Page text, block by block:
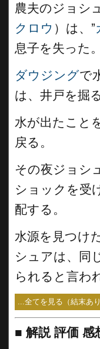
農夫のジョシ
クロウ ）は、”
息子を失った。
ダウジングで
は、井戸を掘る
水が出たこと
戻る。
その夜ジョシ
ショックを受
配する。
水源を見つけ
シュアは、同
られると言わ
...全てを見る（結末あり
■ 解説 評価 感